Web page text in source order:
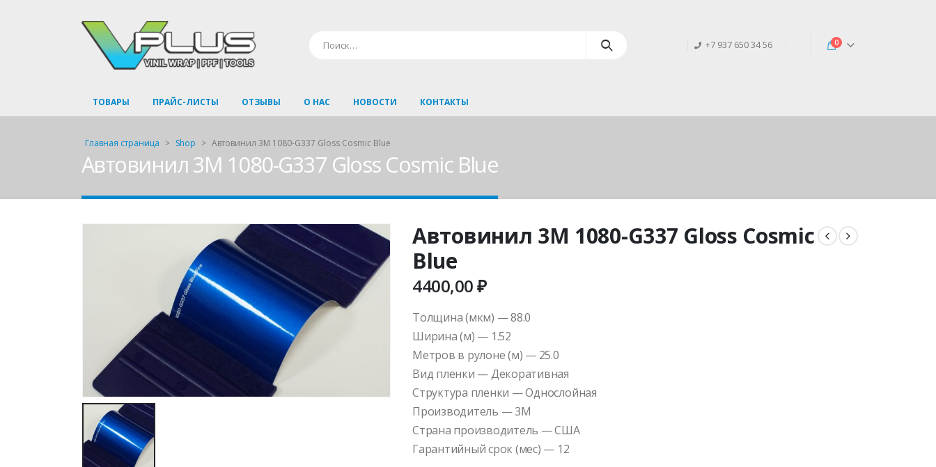
+7 937 650 34 56 0
ТОВАРЫ ПРАЙС-ЛИСТЫ ОТЗЫВЫ О НАС НОВОСТИ КОНТАКТЫ
Главная страница > Shop > Автовинил 3M 1080-G337 Gloss Cosmic Blue
Автовинил 3M 1080-G337 Gloss Cosmic Blue
Автовинил 3M 1080-G337 Gloss Cosmic
Blue
4400,00₽
Толщина (мкм) — 88.0
Ширина (м) — 1.52
Метров в рулоне (м) — 25.0
Вид пленки — Декоративная
Структура пленки — Однослойная
Производитель — 3M
Страна производитель — США
Гарантийный срок (мес) — 12